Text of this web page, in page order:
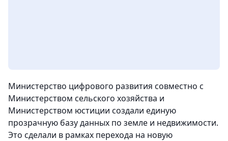
Министерство цифрового развития совместно с
Министерством сельского хозяйства и
Министерством юстиции создали единую
прозрачную базу данных по земле и недвижимости.
Это сделали в рамках перехода на новую